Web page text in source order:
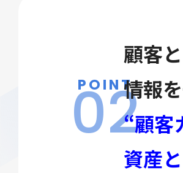
POINT
02
顧客
情報
“顧客
資産